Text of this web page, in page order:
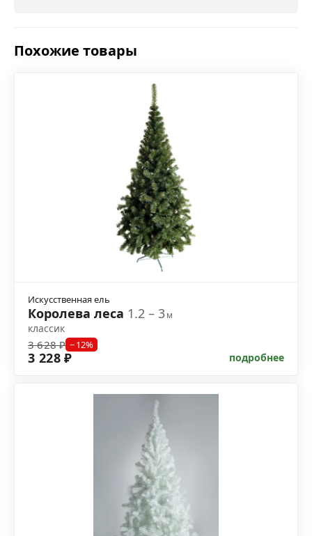
Похожие товары
Искусственная ель
Королева леса 1.2 – 3м
классик
3 628 ₽ −12%
3 228 ₽ подробнее